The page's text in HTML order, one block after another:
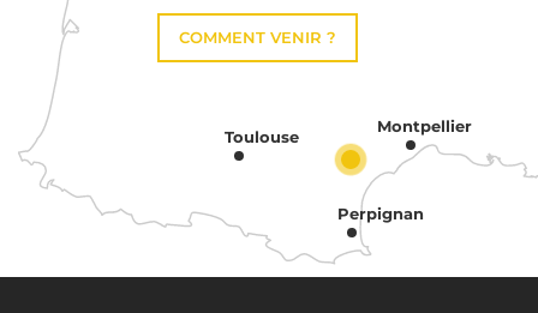
COMMENT VENIR ?
Toulouse
Montpellier
Perpignan